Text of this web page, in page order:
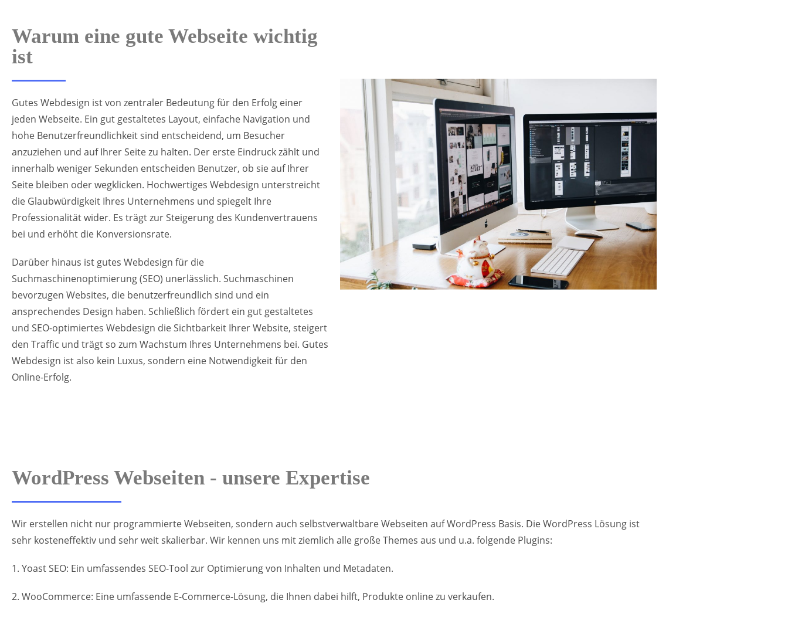
Warum eine gute Webseite wichtig
ist
Gutes Webdesign ist von zentraler Bedeutung für den Erfolg einer
jeden Webseite. Ein gut gestaltetes Layout, einfache Navigation und
hohe Benutzerfreundlichkeit sind entscheidend, um Besucher
anzuziehen und auf Ihrer Seite zu halten. Der erste Eindruck zählt und
innerhalb weniger Sekunden entscheiden Benutzer, ob sie auf Ihrer
Seite bleiben oder wegklicken. Hochwertiges Webdesign unterstreicht
die Glaubwürdigkeit Ihres Unternehmens und spiegelt Ihre
Professionalität wider. Es trägt zur Steigerung des Kundenvertrauens
bei und erhöht die Konversionsrate.
Darüber hinaus ist gutes Webdesign für die
Suchmaschinenoptimierung (SEO) unerlässlich. Suchmaschinen
bevorzugen Websites, die benutzerfreundlich sind und ein
ansprechendes Design haben. Schließlich fördert ein gut gestaltetes
und SEO-optimiertes Webdesign die Sichtbarkeit Ihrer Website, steigert
den Traffic und trägt so zum Wachstum Ihres Unternehmens bei. Gutes
Webdesign ist also kein Luxus, sondern eine Notwendigkeit für den
Online-Erfolg.
WordPress Webseiten - unsere Expertise
Wir erstellen nicht nur programmierte Webseiten, sondern auch selbstverwaltbare Webseiten auf WordPress Basis. Die WordPress Lösung ist
sehr kosteneffektiv und sehr weit skalierbar. Wir kennen uns mit ziemlich alle große Themes aus und u.a. folgende Plugins:
1. Yoast SEO: Ein umfassendes SEO-Tool zur Optimierung von Inhalten und Metadaten.
2. WooCommerce: Eine umfassende E-Commerce-Lösung, die Ihnen dabei hilft, Produkte online zu verkaufen.